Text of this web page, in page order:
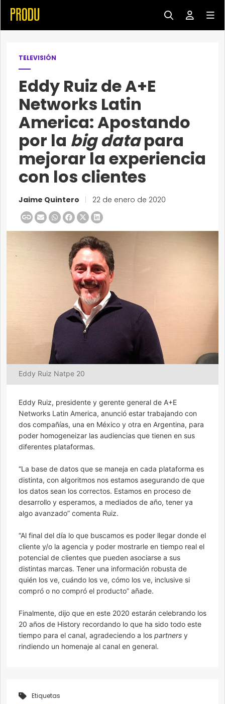
TELEVISIÓN
Eddy Ruiz de A+E
Networks Latin
America: Apostando
por la big datapara
mejorar la experiencia
con los clientes
Jaime Quintero 22 de enero de 2020
Eddy Ruiz Natpe 20
Eddy Ruiz, presidente y gerente general de A+E
Networks Latin America, anunció estar trabajando con
dos compañías, una en México y otra en Argentina, para
poder homogeneizar las audiencias que tienen en sus
diferentes plataformas.
“La base de datos que se maneja en cada plataforma es
distinta, con algoritmos nos estamos asegurando de que
los datos sean los correctos. Estamos en proceso de
desarrollo y esperamos, a mediados de año, tener ya
algo avanzado” comenta Ruiz.
“Al final del día lo que buscamos es poder llegar donde el
cliente y/o la agencia y poder mostrarle en tiempo real el
potencial de clientes que pueden asociarse a sus
distintas marcas. Tener una información robusta de
quién los ve, cuándo los ve, cómo los ve, inclusive si
compró o no compró el producto” añade.
Finalmente, dijo que en este 2020 estarán celebrando los
20 años de History recordando lo que ha sido todo este
tiempo para el canal, agradeciendo a los partners y
rindiendo un homenaje al canal en general.
Etiquetas